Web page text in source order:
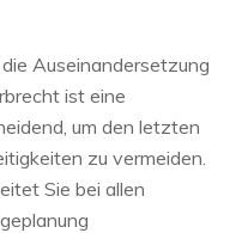
Auseinandersetzung
ist eine
um den letzten
zu vermeiden.
Sie bei allen